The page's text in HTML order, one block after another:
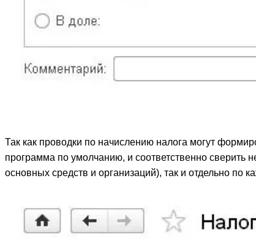
Так как проводки по начислению налога могут
программа по умолчанию, и соответственно сверить
основных средств и организаций), так и отдельно по